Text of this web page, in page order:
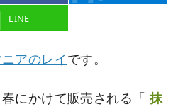
LINE
アのレイです。
にかけて販売される「 抹